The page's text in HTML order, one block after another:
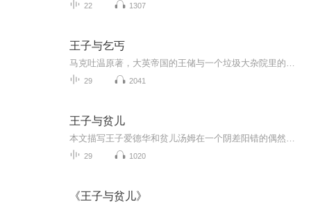
22 1307
王子与乞丐
29 2041
王子与贫儿
29 1020
《王子与贫儿》